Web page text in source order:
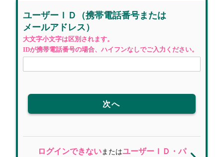
ユーザーＩＤ （携帯電話番号または
メールアドレス）
大文字小文字は区別されます。
IDが携帯電話番号の場合、ハイフンなしでご入力ください。
次へ
ログインできないまたはユーザーＩＤ・パ